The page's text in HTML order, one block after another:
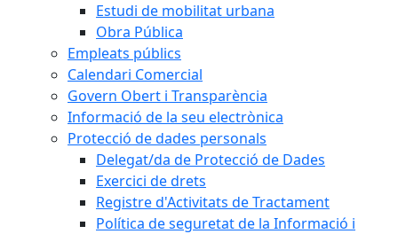
Estudi de mobilitat urbana
Obra Pública
Empleats públics
Calendari Comercial
Govern Obert i Transparència
Informació de la seu electrònica
Protecció de dades personals
Delegat/da de Protecció de Dades
Exercici de drets
Registre d'Activitats de Tractament
Política de seguretat de la Informació i